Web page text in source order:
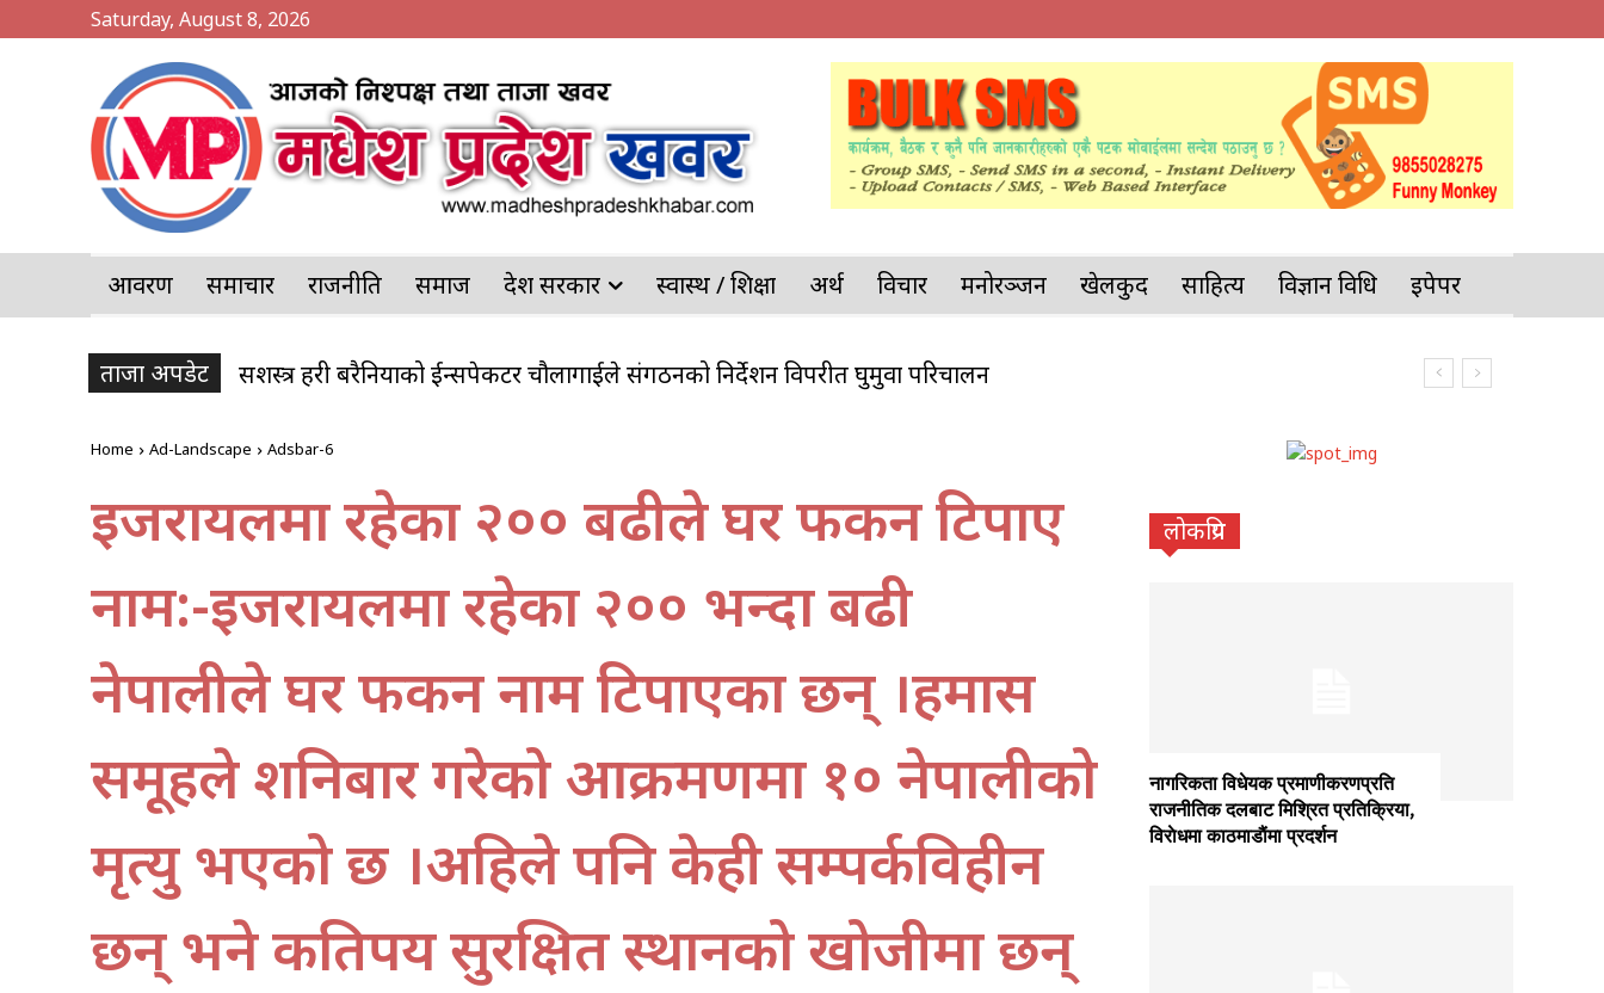
Saturday, August 8, 2026
आवरण समाचार राजनीति समाज प्रदेश सरकार स्वास्थ / शिक्षा अर्थ विचार मनोरञ्जन खेलकुद साहित्य विज्ञान प्रविधि इपेपर
ताजा अपडेट सशस्त्र प्रहरी बरैनियाको ईन्सपेकटर चौलागाईले संगठनको निर्देशन विपरीत घुमुवा परिचालन
Home Ad-Landscape Adsbar-6
इजरायलमा रहेका २०० बढीले घर फर्किन टिपाए
नाम:-इजरायलमा रहेका २०० भन्दा बढी
नेपालीले घर फर्किन नाम टिपाएका छन् ।हमास
समूहले शनिबार गरेको आक्रमणमा १० नेपालीको
मृत्यु भएको छ ।अहिले पनि केही सम्पर्कविहीन
छन् भने कतिपय सुरक्षित स्थानको खोजीमा छन्
लोकप्रिय
नागरिकता विधेयक प्रमाणीकरणप्रति
राजनीतिक दलबाट मिश्रित प्रतिक्रिया,
विराेधमा काठमाडाैंमा प्रदर्शन